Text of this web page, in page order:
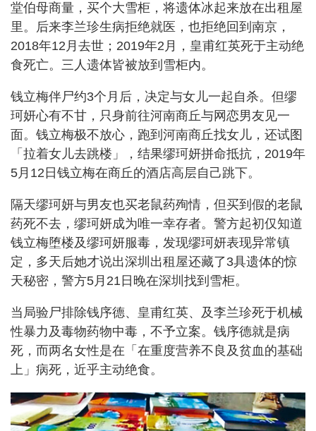
堂伯母商量，买个大雪柜，将遗体冰起来放在出租屋
里。后来李兰珍生病拒绝就医，也拒绝回到南京，
2018年12月去世；2019年2月，皇甫红英死于主动绝
食死亡。三人遗体皆被放到雪柜内。
钱立梅伴尸约3个月后，决定与女儿一起自杀。但缪
珂妍心有不甘，只身前往河南商丘与网恋男友见一
面。钱立梅极不放心，跑到河南商丘找女儿，还试图
「拉着女儿去跳楼」，结果缪珂妍拼命抵抗，2019年
5月12日钱立梅在商丘的酒店高层自己跳下。
隔天缪珂妍与男友也买老鼠药殉情，但买到假的老鼠
药死不去，缪珂妍成为唯一幸存者。警方起初仅知道
钱立梅堕楼及缪珂妍服毒，发现缪珂妍表现异常镇
定，多天后她才说出深圳出租屋还藏了3具遗体的惊
天秘密，警方5月21日晚在深圳找到雪柜。
当局验尸排除钱序德、皇甫红英、及李兰珍死于机械
性暴力及毒物药物中毒，不予立案。钱序德就是病
死，而两名女性是在「在重度营养不良及贫血的基础
上」病死，近乎主动绝食。